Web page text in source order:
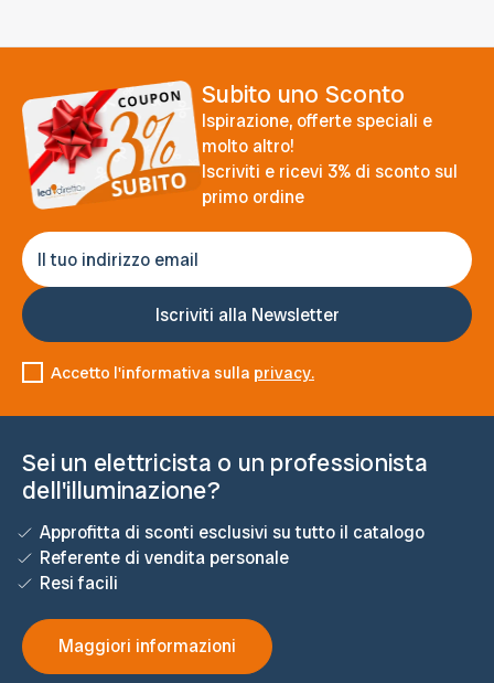
Subito uno Sconto
Ispirazione, offerte speciali e
molto altro!
Iscriviti e ricevi 3% di sconto sul
primo ordine
Accetto l'informativa sulla privacy.
Sei un elettricista o un professionista
dell'illuminazione?
Approfitta di sconti esclusivi su tutto il catalogo
Referente di vendita personale
Resi facili
Maggiori informazioni